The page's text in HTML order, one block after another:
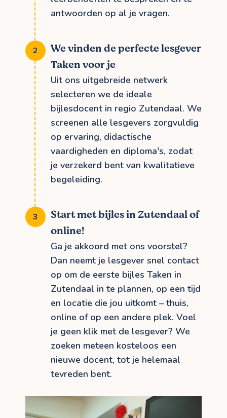
antwoorden op al je vragen.
We vinden de perfecte lesgever
Taken voor je
Uit ons uitgebreide netwerk
selecteren we de ideale
bijlesdocent in regio Zutendaal. We
screenen alle lesgevers zorgvuldig
op ervaring, didactische
vaardigheden en diploma's, zodat
je verzekerd bent van kwalitatieve
begeleiding.
Start met bijles in Zutendaal of
online!
Ga je akkoord met ons voorstel?
Dan neemt je lesgever snel contact
op om de eerste bijles Taken in
Zutendaal in te plannen, op een tijd
en locatie die jou uitkomt – thuis,
online of op een andere plek. Voel
je geen klik met de lesgever? We
zoeken meteen kosteloos een
nieuwe docent, tot je helemaal
tevreden bent.